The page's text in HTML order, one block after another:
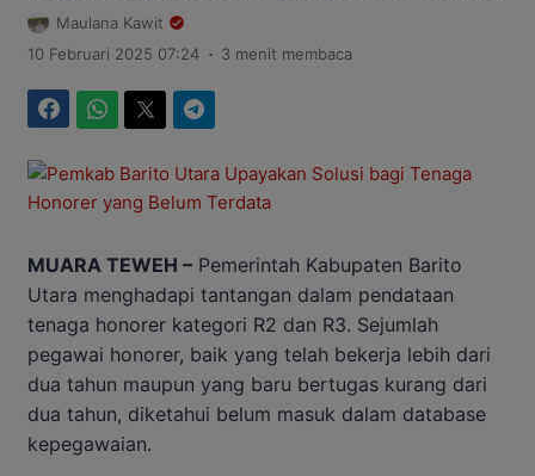
Maulana Kawit
10 Februari 2025 07:24 . 3 menit membaca
MUARA TEWEH – Pemerintah Kabupaten Barito
Utara menghadapi tantangan dalam pendataan
tenaga honorer kategori R2 dan R3. Sejumlah
pegawai honorer, baik yang telah bekerja lebih dari
dua tahun maupun yang baru bertugas kurang dari
dua tahun, diketahui belum masuk dalam database
kepegawaian.